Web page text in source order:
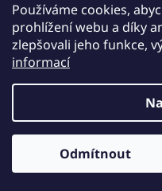
Používáme cookies,
prohlížení webu a díky
zlepšovali jeho funkce,
informací
Odmítnout
Copyright 2026Česká
vyhrazena.